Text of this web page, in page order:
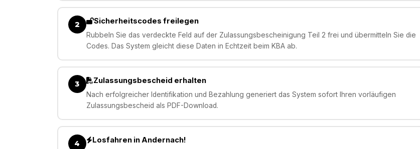
2 Sicherheitscodes freilegen
Rubbeln Sie das verdeckte Feld auf der Zulassungsbescheinigung Teil 2 frei und übermitteln Sie die
Codes. Das System gleicht diese Daten in Echtzeit beim KBA ab.
3 Zulassungsbescheid erhalten
Nach erfolgreicher Identifikation und Bezahlung generiert das System sofort Ihren vorläufigen
Zulassungsbescheid als PDF-Download.
4 Losfahren in Andernach!